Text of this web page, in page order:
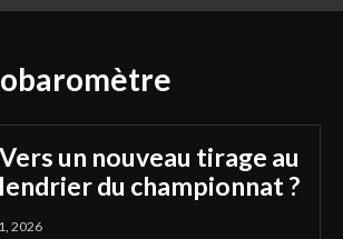
un nouveau tirage au
du championnat ?
2026